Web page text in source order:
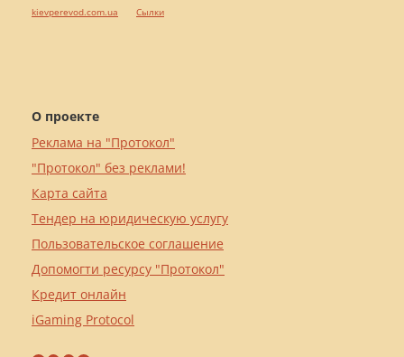
О проекте
Реклама на "Протокол"
"Протокол" без реклами!
Карта сайта
Тендер на юридическую услугу
Пользовательское соглашение
Допомогти ресурсу "Протокол"
Кредит онлайн
iGaming Protocol
kievperevod.com.ua
Cылки